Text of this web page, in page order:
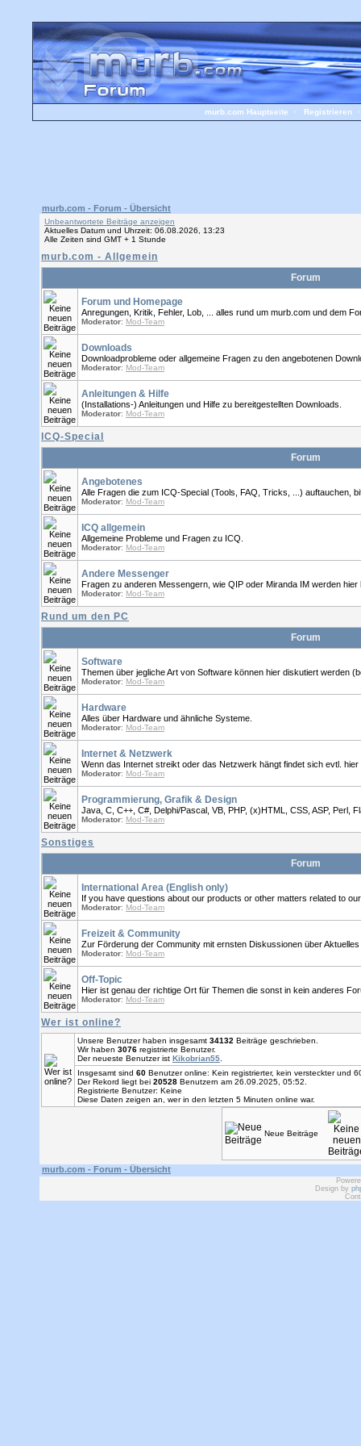
murb.com Hauptseite Registrieren
murb.com - Forum - Übersicht
Unbeantwortete Beiträge anzeigen
Aktuelles Datum und Uhrzeit: 06.08.2026, 13:23
Alle Zeiten sind GMT + 1 Stunde
murb.com - Allgemein
Forum
Forum und Homepage
Anregungen, Kritik, Fehler, Lob, ... alles rund um murb.com und dem
Moderator: Mod-Team
Downloads
Downloadprobleme oder allgemeine Fragen zu den angebotenen
Moderator: Mod-Team
Anleitungen & Hilfe
(Installations-) Anleitungen und Hilfe zu bereitgestellten Downloads.
Moderator: Mod-Team
ICQ-Special
Forum
Angebotenes
Alle Fragen die zum ICQ-Special (Tools, FAQ, Tricks, ...) auftauchen,
Moderator: Mod-Team
ICQ allgemein
Allgemeine Probleme und Fragen zu ICQ.
Moderator: Mod-Team
Andere Messenger
Fragen zu anderen Messengern, wie QIP oder Miranda IM werden hier
Moderator: Mod-Team
Rund um den PC
Forum
Software
Themen über jegliche Art von Software können hier diskutiert werden
Moderator: Mod-Team
Hardware
Alles über Hardware und ähnliche Systeme.
Moderator: Mod-Team
Internet & Netzwerk
Wenn das Internet streikt oder das Netzwerk hängt findet sich evtl. hier
Moderator: Mod-Team
Programmierung, Grafik & Design
Java, C, C++, C#, Delphi/Pascal, VB, PHP, (x)HTML, CSS, ASP, Perl,
Moderator: Mod-Team
Sonstiges
Forum
International Area (English only)
If you have questions about our products or other matters related to
Moderator: Mod-Team
Freizeit & Community
Zur Förderung der Community mit ernsten Diskussionen über
Moderator: Mod-Team
Off-Topic
Hier ist genau der richtige Ort für Themen die sonst in kein anderes
Moderator: Mod-Team
Wer ist online?
Unsere Benutzer haben insgesamt 34132 Beiträge geschrieben.
Wir haben 3076 registrierte Benutzer.
Der neueste Benutzer ist Kikobrian55
Insgesamt sind 60 Benutzer online: Kein registrierter, kein versteckter und
Der Rekord liegt bei 20528 Benutzern am 26.09.2025, 05:52.
Registrierte Benutzer: Keine
Diese Daten zeigen an, wer in den letzten 5 Minuten online war.
Neue Beiträge
murb.com - Forum - Übersicht
Design by